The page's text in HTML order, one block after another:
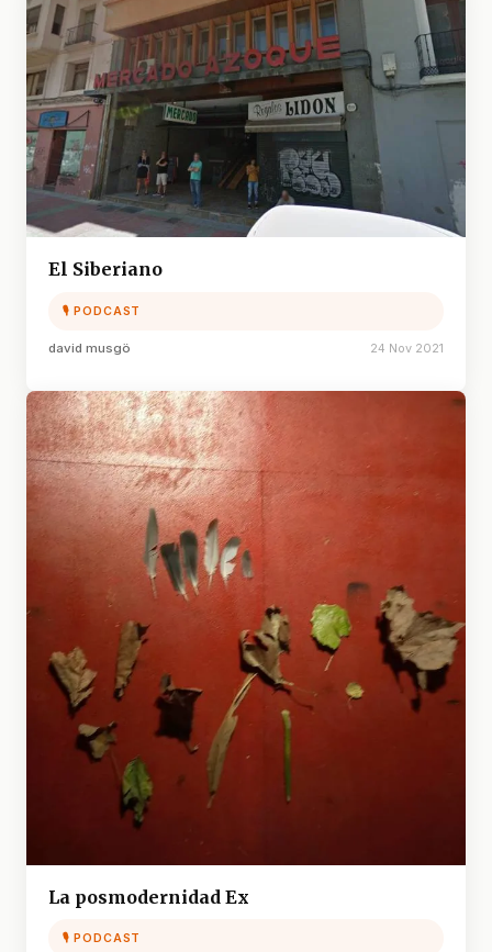
El Siberiano
🎙 PODCAST
david musgö 24 Nov 2021
La posmodernidad Ex
🎙 PODCAST